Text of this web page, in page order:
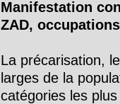
Manifestation
ZAD,
La précarisation,
larges de la
catégories les